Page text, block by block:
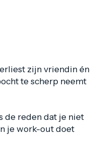
zijn vriendin én
te scherp neemt
de reden dat je niet
je work-out doet